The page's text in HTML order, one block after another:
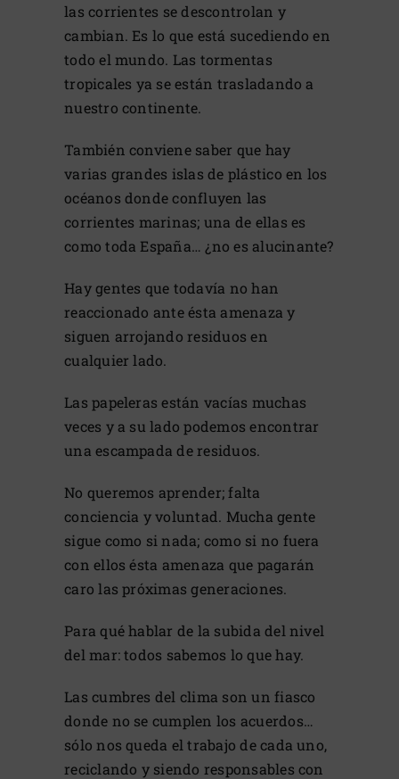
las corrientes se descontrolan y
cambian. Es lo que está sucediendo en
todo el mundo. Las tormentas
tropicales ya se están trasladando a
nuestro continente.
También conviene saber que hay
varias grandes islas de plástico en los
océanos donde confluyen las
corrientes marinas; una de ellas es
como toda España… ¿no es alucinante?
Hay gentes que todavía no han
reaccionado ante ésta amenaza y
siguen arrojando residuos en
cualquier lado.
Las papeleras están vacías muchas
veces y a su lado podemos encontrar
una escampada de residuos.
No queremos aprender; falta
conciencia y voluntad. Mucha gente
sigue como si nada; como si no fuera
con ellos ésta amenaza que pagarán
caro las próximas generaciones.
Para qué hablar de la subida del nivel
del mar: todos sabemos lo que hay.
Las cumbres del clima son un fiasco
donde no se cumplen los acuerdos…
sólo nos queda el trabajo de cada uno,
reciclando y siendo responsables con